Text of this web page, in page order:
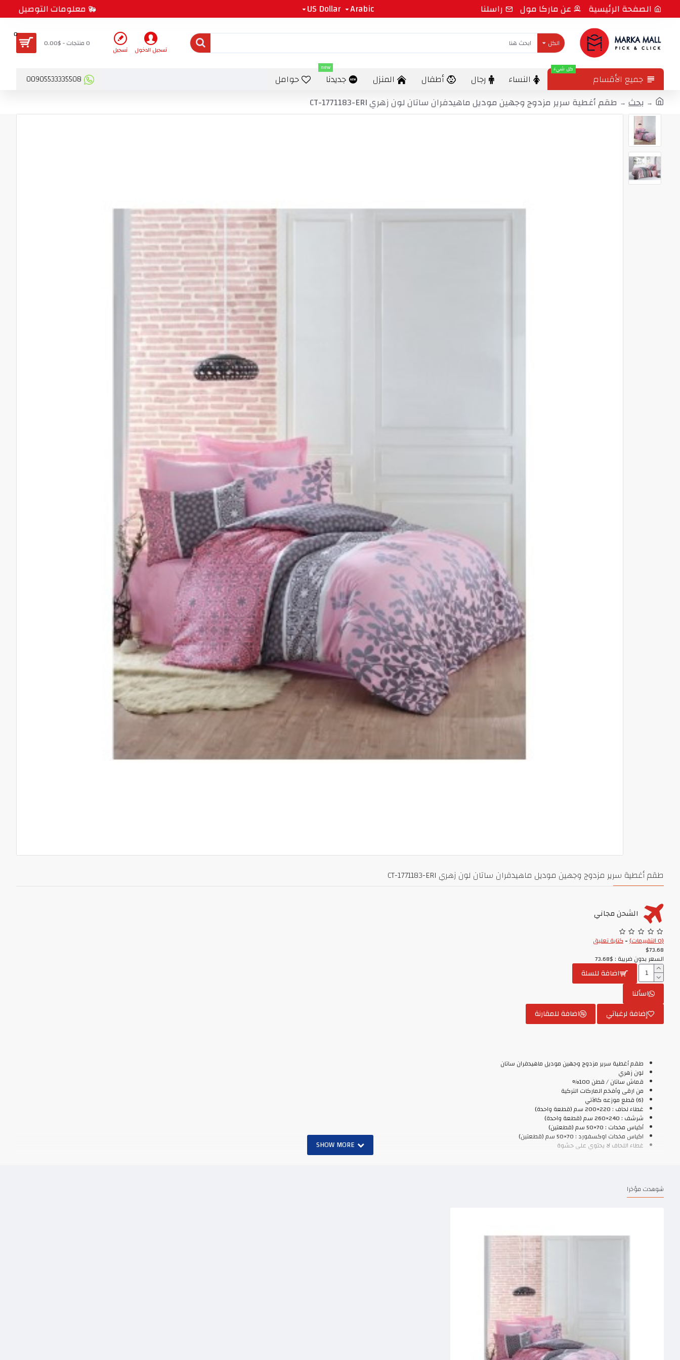
الصفحة الرئيسية عن ماركا مول راسلنا Arabic
US Dollar معلومات التوصيل
الكل
تسجيل الدخول تسجيل
0 منتجات - $0.00
0
جميع الأقسام
كل شيء
النساء رجال أطفال المنزل جديدنا
new
حوامل 00905533335508
بحث طقم أغطية سرير مزدوج وجهين موديل ماهيدفران ساتان لون زهري CT-1771183-ERI
طقم أغطية سرير مزدوج وجهين موديل ماهيدفران ساتان لون زهري CT-1771183-ERI
الشحن مجاني
(0 التقييمات) -كتابة تعليق
$73.68
السعر بدون ضريبة : $73.68
اضافة للسلة
اسألنا
إضافة لرغباتي
اضافة للمقارنة
طقم أغطية سرير مزدوج وجهين موديل ماهيدفران ساتان
لون زهري
قماش ساتان / قطن 100%
من ارقى وأفخم الماركات التركية
(6) قطع موزعه كالآتي
غطاء لحاف : 220×200 سم (قطعة واحدة)
شرشف : 240×260 سم (قطعة واحدة)
أكياس مخدات : 70×50 سم (قطعتين)
اكياس مخدات اوكسفورد : 70×50 سم (قطعتين)
غطاء اللحاف لا يحتوي على حشوة
شوهدت مؤخرا